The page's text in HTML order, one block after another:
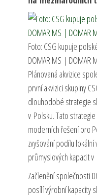
Foto: CSG kupuje
DOMAR MS | DOMAR
Plánovaná akvizice
první akvizici skupiny
dlouhodobé strategie
v Polsku. Tato
moderních řešení pro
zvyšování podílu
průmyslových kapacit v
Začlenění společnosti
posílí výrobní kapacity